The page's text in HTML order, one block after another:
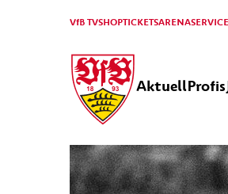
VfB TVSHOPTICKETSARENASERVICE
AktuellProfis